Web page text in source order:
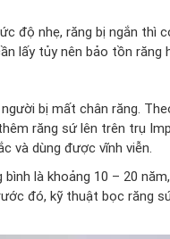
độ nhẹ, răng bị ngắn thì
lấy tủy nên bảo tồn răng
bị mất chân răng.
răng sứ lên trên trụ
và dùng được vĩnh viễn.
là khoảng 10 – 20
đó, kỹ thuật bọc răng